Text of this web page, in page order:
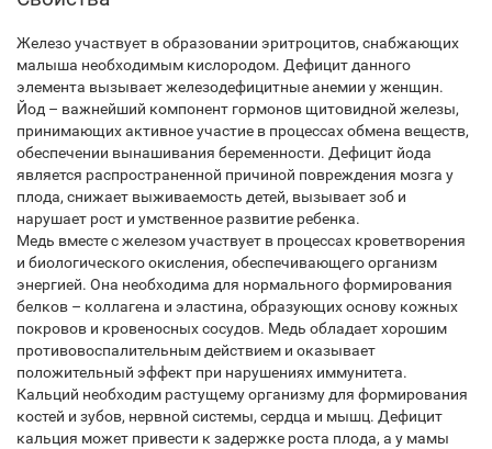
Железо участвует в образовании эритроцитов, снабжающих
малыша необходимым кислородом. Дефицит данного
элемента вызывает железодефицитные анемии у женщин.
Йод – важнейший компонент гормонов щитовидной железы,
принимающих активное участие в процессах обмена веществ,
обеспечении вынашивания беременности. Дефицит йода
является распространенной причиной повреждения мозга у
плода, снижает выживаемость детей, вызывает зоб и
нарушает рост и умственное развитие ребенка.
Медь вместе с железом участвует в процессах кроветворения
и биологического окисления, обеспечивающего организм
энергией. Она необходима для нормального формирования
белков – коллагена и эластина, образующих основу кожных
покровов и кровеносных сосудов. Медь обладает хорошим
противовоспалительным действием и оказывает
положительный эффект при нарушениях иммунитета.
Кальций необходим растущему организму для формирования
костей и зубов, нервной системы, сердца и мышц. Дефицит
кальция может привести к задержке роста плода, а у мамы